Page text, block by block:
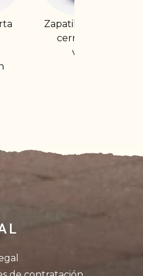
felpa
Zapatilla abierta
con cuña y goma
en el empeine